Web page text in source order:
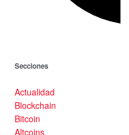
Secciones
Actualidad
Blockchain
Bitcoin
Altcoins